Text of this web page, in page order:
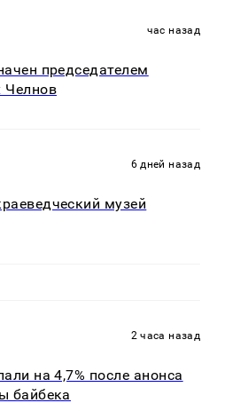
час назад
председателем
Челнов
6 дней назад
музей
2 часа назад
на 4,7% после анонса
байбека